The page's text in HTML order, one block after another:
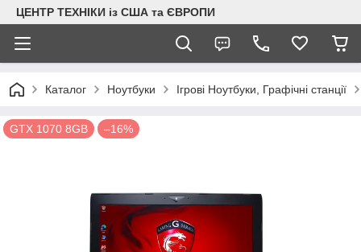
ЦЕНТР ТЕХНІКИ із США та ЄВРОПИ
Каталог Ноутбуки Ігрові Ноутбуки, Графічні станції
GTX 1070 8GB –16%